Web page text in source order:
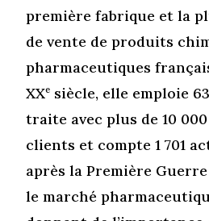
première fabrique et la
de vente de produits
pharmaceutiques
XXe siècle, elle emploie
traite avec plus de 10
clients et compte 1 701
après la Première
le marché